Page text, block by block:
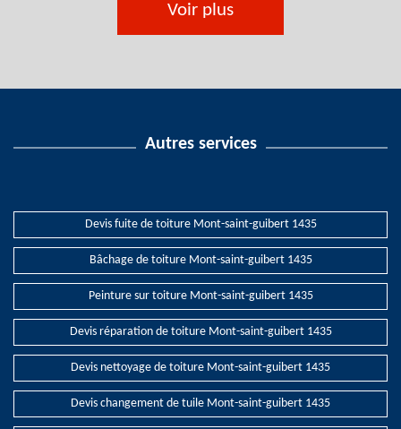
Voir plus
Autres services
Devis fuite de toiture Mont-saint-guibert 1435
Bâchage de toiture Mont-saint-guibert 1435
Peinture sur toiture Mont-saint-guibert 1435
Devis réparation de toiture Mont-saint-guibert 1435
Devis nettoyage de toiture Mont-saint-guibert 1435
Devis changement de tuile Mont-saint-guibert 1435